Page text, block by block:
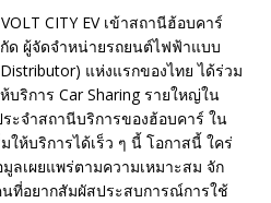
CITY EV เข้าสถานีฮ้อบคาร์
ด ผู้จัดจำหน่ายรถยนต์ไฟฟ้าแบบ
แห่งแรกของไทย ได้ร่วม
ริการ Car Sharing รายใหญ่ใน
ะจำสถานีบริการของฮ้อบคาร์ ใน
ให้บริการได้เร็ว ๆ นี้ โอกาสนี้ ใคร่
เผยแพร่ตามความเหมาะสม จัก
ที่อยากสัมผัสประสบการณ์การใช้